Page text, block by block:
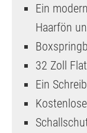
Ein
Haarfön
32 Zoll
Ein